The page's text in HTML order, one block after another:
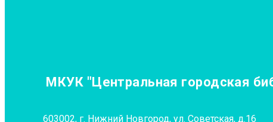
МКУК "Центральная городская
603002, г. Нижний Новгород, ул. Советская, д.16